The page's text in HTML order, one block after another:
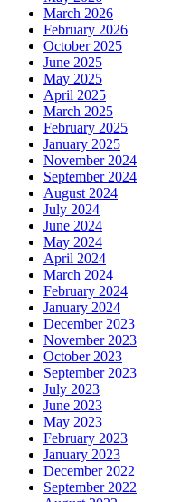
March 2026
February 2026
October 2025
June 2025
May 2025
April 2025
March 2025
February 2025
January 2025
November 2024
September 2024
August 2024
July 2024
June 2024
May 2024
April 2024
March 2024
February 2024
January 2024
December 2023
November 2023
October 2023
September 2023
July 2023
June 2023
May 2023
February 2023
January 2023
December 2022
September 2022